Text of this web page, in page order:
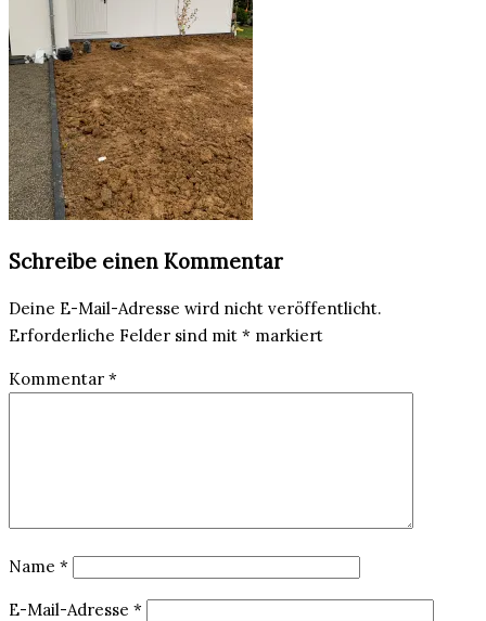
Schreibe einen Kommentar
Deine E-Mail-Adresse wird nicht veröffentlicht.
Erforderliche Felder sind mit * markiert
Kommentar *
Name *
E-Mail-Adresse *